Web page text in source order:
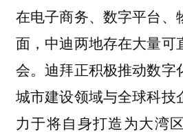
在电子商务、数字平台、
面，中迪两地存在大量可
会。迪拜正积极推动数字
城市建设领域与全球科技
力于将自身打造为大湾